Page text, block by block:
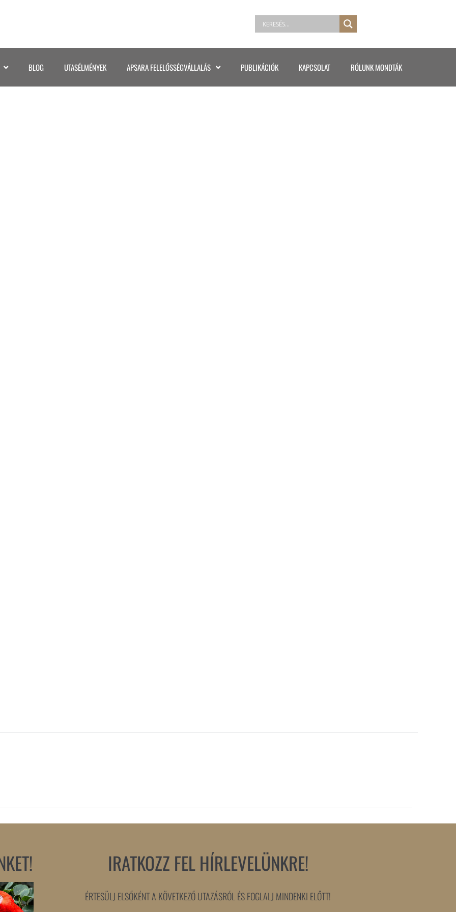
BLOG UTASÉLMÉNYEK APSARA FELELŐSSÉGVÁLLALÁS PUBLIKÁCIÓK KAPCSOLAT RÓLUNK MONDTÁK
IRATKOZZ FEL HÍRLEVELÜNKRE!
ÉRTESÜLJ ELSŐKÉNT A KÖVETKEZŐ UTAZÁSRÓL ÉS FOGLALJ MINDENKI ELŐTT!